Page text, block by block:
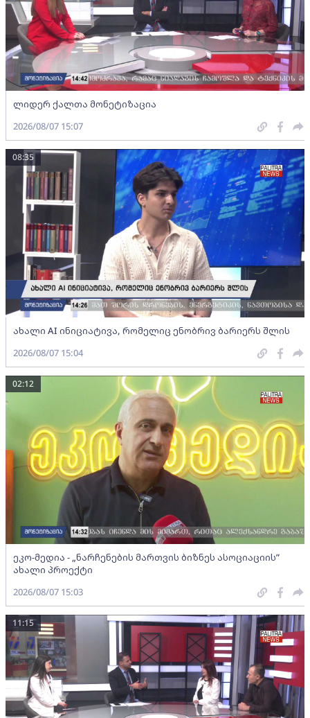
ლიდერ ქალთა მონეტიზაცია
2026/08/07 15:07
ახალი AI ინიციატივა, რომელიც ენობრივ ბარიერს შლის
08:35
2026/08/07 15:04
ეკო-მედია - „ნარჩენების მართვის ბიზნეს ასოციაციის”
ახალი პროექტი
02:12
2026/08/07 15:03
11:15